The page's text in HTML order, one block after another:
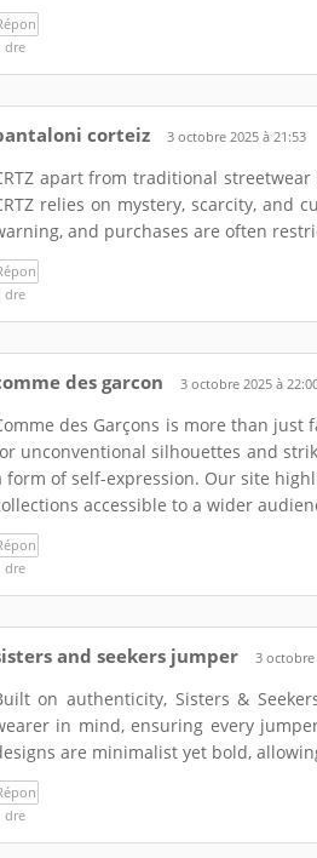
dre
corteiz 3 octobre 2025 à 21:53
apart from traditional
relies on mystery, scarcity, and
and purchases are often
dre
des garcon 3 octobre 2025 à
des Garçons is more than
unconventional silhouettes and
form of self-expression. Our site
accessible to a wider
dre
and seekers jumper 3 octobre
on authenticity, Sisters &
in mind, ensuring every
are minimalist yet bold,
dre